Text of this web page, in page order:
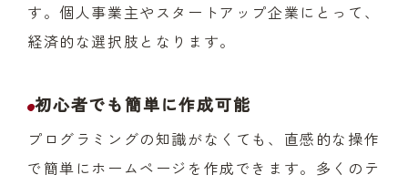
す。個人事業主やスタートアップ企業にとって、
経済的な選択肢となります。
初心者でも簡単に作成可能
プログラミングの知識がなくても、直感的な操作
で簡単にホームページを作成できます。多くのテ